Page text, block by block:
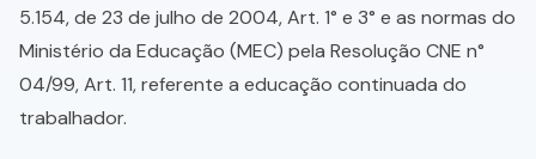
5.154, de 23 de julho de 2004, Art. 1° e 3° e as normas do
Ministério da Educação (MEC) pela Resolução CNE n°
04/99, Art. 11, referente a educação continuada do
trabalhador.